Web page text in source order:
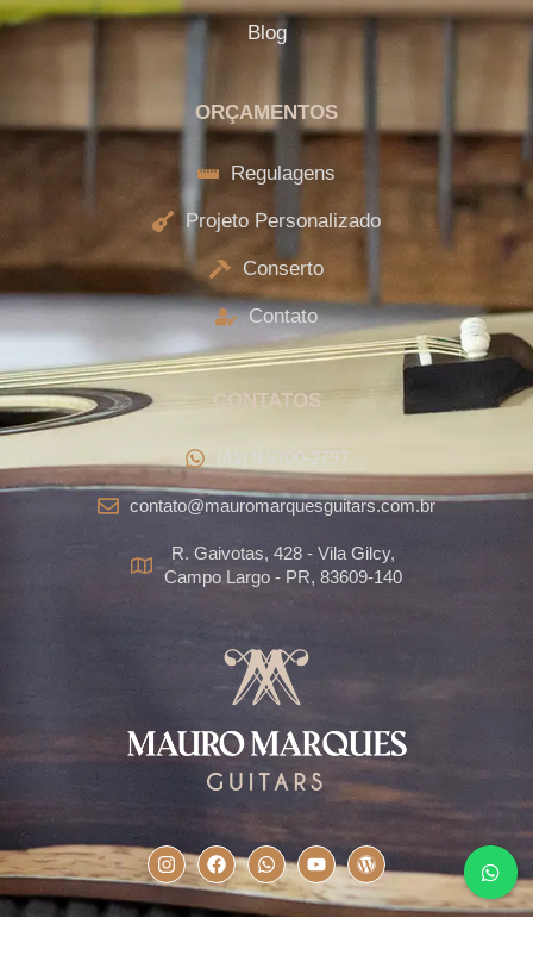
Blog
ORÇAMENTOS
Regulagens
Projeto Personalizado
Conserto
Contato
CONTATOS
(41) 9 9700-2797
contato@mauromarquesguitars.com.br
R. Gaivotas, 428 - Vila Gilcy,
Campo Largo - PR, 83609-140